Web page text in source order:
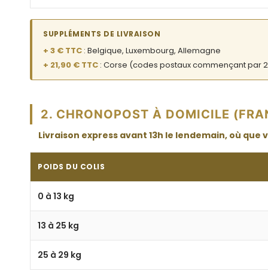
SUPPLÉMENTS DE LIVRAISON
+ 3 € TTC : Belgique, Luxembourg, Allemagne
+ 21,90 € TTC : Corse (codes postaux commençant par
2. CHRONOPOST À DOMICILE
Livraison express avant 13h le lendemain, où
POIDS DU COLIS
0 à 13 kg
13 à 25 kg
25 à 29 kg